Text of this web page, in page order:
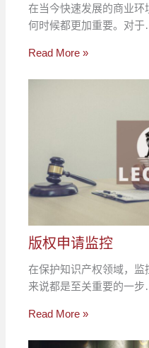
在当今快速发展的商业
何时候都更加重要。对
Read More »
版权申请监控
在保护知识产权领域，
来说都是至关重要的一
Read More »